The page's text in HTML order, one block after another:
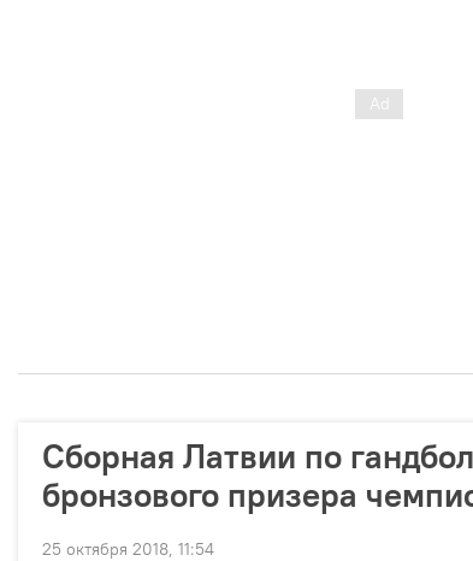
Сборная Латвии по
бронзового призера
25 октября 2018, 11:54